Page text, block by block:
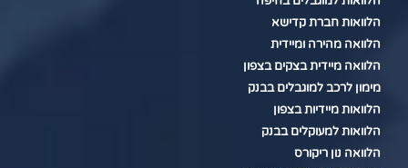
הלוואות חברת קדישא
הלוואה מהירה ומיידית
הלוואה מיידית בצקים בצפון
מימון לרכב למוגבלים בבנק
הלוואות מיידיות בצפון
הלוואות למעוקלים בבנק
הלוואה נון ריקורס